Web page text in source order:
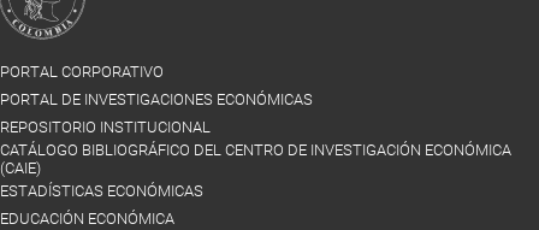
PORTAL CORPORATIVO
PORTAL DE INVESTIGACIONES ECONÓMICAS
REPOSITORIO INSTITUCIONAL
CATÁLOGO BIBLIOGRÁFICO DEL CENTRO DE INVESTIGACIÓN ECONÓMICA
(CAIE)
ESTADÍSTICAS ECONÓMICAS
EDUCACIÓN ECONÓMICA